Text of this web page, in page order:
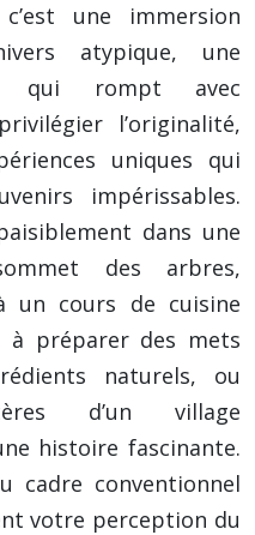
une immersion
atypique, une
qui rompt avec
l’originalité,
uniques qui
impérissables.
dans une
des arbres,
un cours de cuisine
à préparer des mets
naturels, ou
d’un village
histoire fascinante.
cadre conventionnel
votre perception du